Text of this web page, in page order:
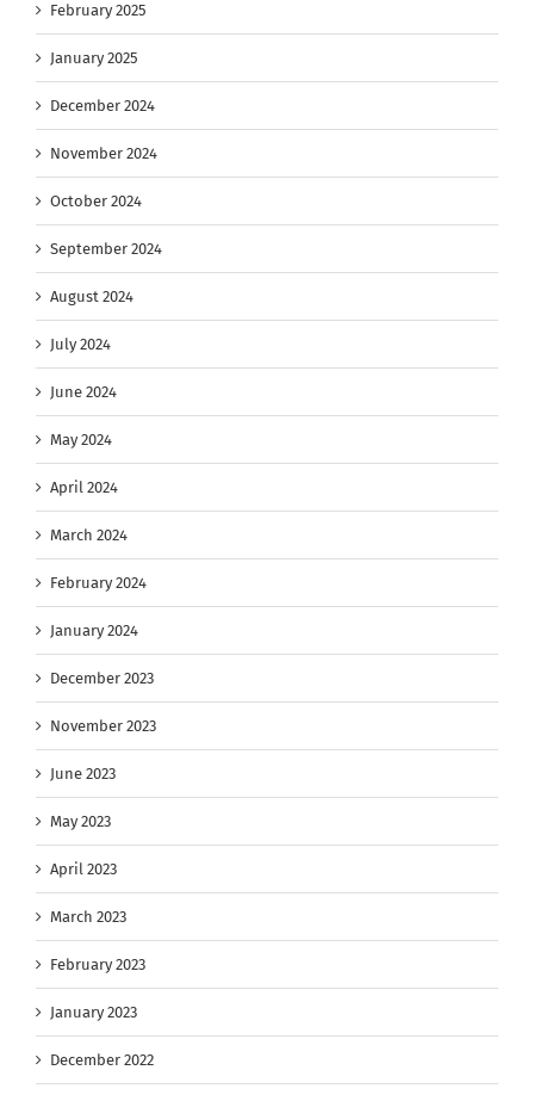
February 2025
January 2025
December 2024
November 2024
October 2024
September 2024
August 2024
July 2024
June 2024
May 2024
April 2024
March 2024
February 2024
January 2024
December 2023
November 2023
June 2023
May 2023
April 2023
March 2023
February 2023
January 2023
December 2022